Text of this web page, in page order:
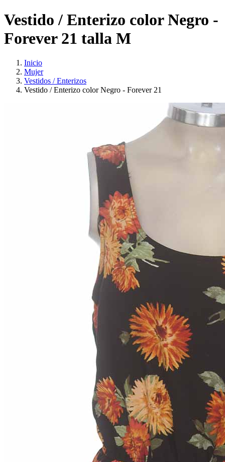
Vestido / Enterizo color Negro -
Forever 21 talla M
Inicio
Mujer
Vestidos / Enterizos
Vestido / Enterizo color Negro - Forever 21